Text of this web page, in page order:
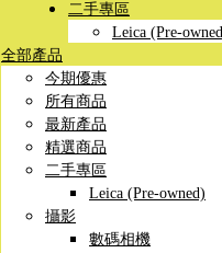
二手專區
Leica (Pre-
全部產品
今期優惠
所有商品
最新產品
精選商品
二手專區
Leica (Pre-owned)
攝影
數碼相機